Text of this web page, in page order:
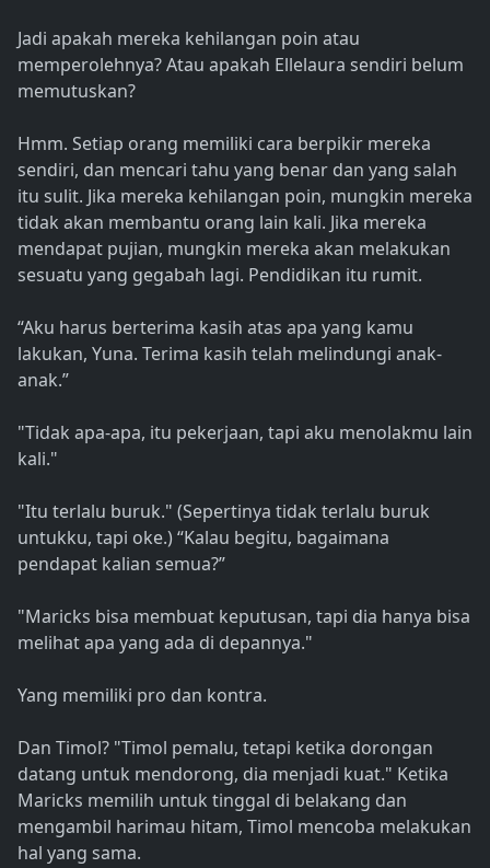
Jadi apakah mereka kehilangan poin atau
memperolehnya? Atau apakah Ellelaura sendiri belum
memutuskan?
Hmm. Setiap orang memiliki cara berpikir mereka
sendiri, dan mencari tahu yang benar dan yang salah
itu sulit. Jika mereka kehilangan poin, mungkin mereka
tidak akan membantu orang lain kali. Jika mereka
mendapat pujian, mungkin mereka akan melakukan
sesuatu yang gegabah lagi. Pendidikan itu rumit.
“Aku harus berterima kasih atas apa yang kamu
lakukan, Yuna. Terima kasih telah melindungi anak-
anak.”
"Tidak apa-apa, itu pekerjaan, tapi aku menolakmu lain
kali."
"Itu terlalu buruk." (Sepertinya tidak terlalu buruk
untukku, tapi oke.) “Kalau begitu, bagaimana
pendapat kalian semua?”
"Maricks bisa membuat keputusan, tapi dia hanya bisa
melihat apa yang ada di depannya."
Yang memiliki pro dan kontra.
Dan Timol? "Timol pemalu, tetapi ketika dorongan
datang untuk mendorong, dia menjadi kuat." Ketika
Maricks memilih untuk tinggal di belakang dan
mengambil harimau hitam, Timol mencoba melakukan
hal yang sama.